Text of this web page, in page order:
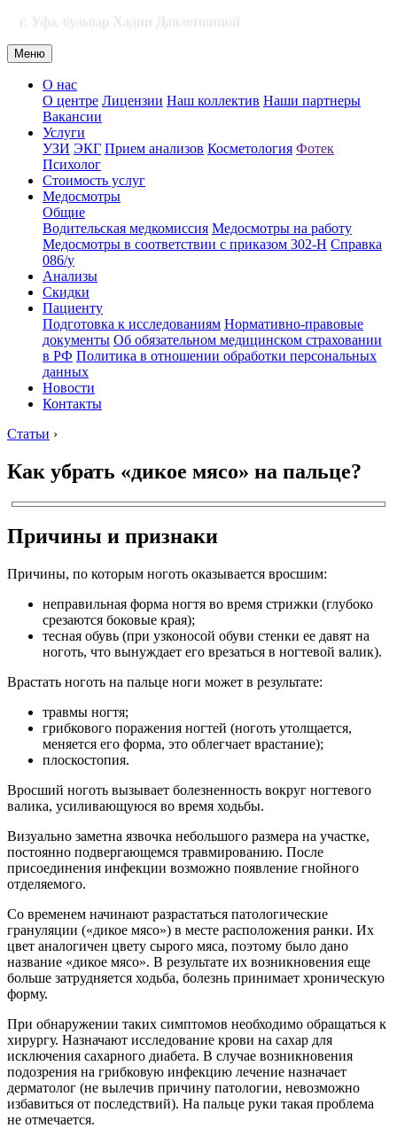
г. Уфа, бульвар Хадии Давлетшиной
Меню
О нас
О центре Лицензии Наш коллектив Наши партнеры
Вакансии
Услуги
УЗИ ЭКГ Прием анализов Косметология Фотек
Психолог
Стоимость услуг
Медосмотры
Общие
Водительская медкомиссия Медосмотры на работу
Медосмотры в соответствии с приказом 302-Н Справка
086/у
Анализы
Скидки
Пациенту
Подготовка к исследованиям Нормативно-правовые
документы Об обязательном медицинском страховании
в РФ Политика в отношении обработки персональных
данных
Новости
Контакты
Статьи ›
Как убрать «дикое мясо» на пальце?
Причины и признаки
Причины, по которым ноготь оказывается вросшим:
неправильная форма ногтя во время стрижки (глубоко
срезаются боковые края);
тесная обувь (при узконосой обуви стенки ее давят на
ноготь, что вынуждает его врезаться в ногтевой валик).
Врастать ноготь на пальце ноги может в результате:
травмы ногтя;
грибкового поражения ногтей (ноготь утолщается,
меняется его форма, это облегчает врастание);
плоскостопия.
Вросший ноготь вызывает болезненность вокруг ногтевого
валика, усиливающуюся во время ходьбы.
Визуально заметна язвочка небольшого размера на участке,
постоянно подвергающемся травмированию. После
присоединения инфекции возможно появление гнойного
отделяемого.
Со временем начинают разрастаться патологические
грануляции («дикое мясо») в месте расположения ранки. Их
цвет аналогичен цвету сырого мяса, поэтому было дано
название «дикое мясо». В результате их возникновения еще
больше затрудняется ходьба, болезнь принимает хроническую
форму.
При обнаружении таких симптомов необходимо обращаться к
хирургу. Назначают исследование крови на сахар для
исключения сахарного диабета. В случае возникновения
подозрения на грибковую инфекцию лечение назначает
дерматолог (не вылечив причину патологии, невозможно
избавиться от последствий). На пальце руки такая проблема
не отмечается.